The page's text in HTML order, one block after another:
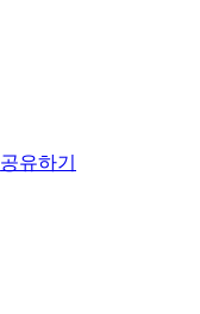
공유하기